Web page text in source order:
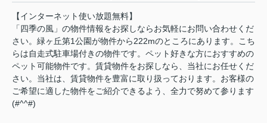
【インターネット使い放題無料】
「四季の風」の物件情報をお探しならお気軽にお問い合わせくだ
さい。緑ヶ丘第1公園が物件から222mのところにあります。こち
らは自走式駐車場付きの物件です。ペット好きな方におすすめの
ペット可能物件です。賃貸物件をお探しなら、当社にお任せくだ
さい。当社は、賃貸物件を豊富に取り扱っております。お客様の
ご希望に適した物件をご紹介できるよう、全力で努めて参ります
(#^^#)